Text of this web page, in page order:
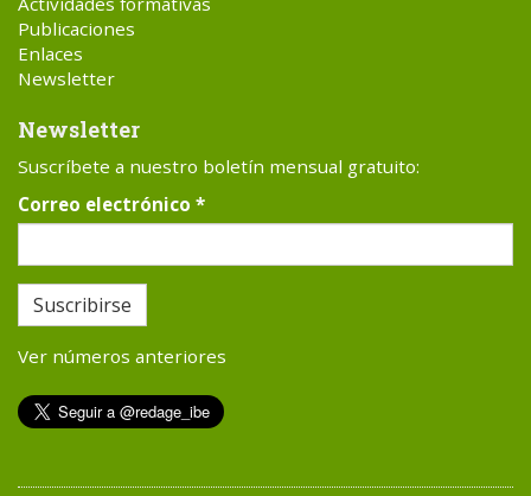
Publicaciones
Enlaces
Newsletter
Newsletter
Suscríbete a nuestro boletín mensual gratuito:
Correo electrónico *
Suscribirse
Ver números anteriores